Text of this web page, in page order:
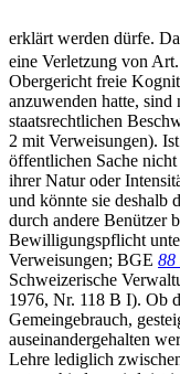
erklärt werden dürfe.
eine Verletzung von
Obergericht freie
anzuwenden hatte,
staatsrechtlichen
2 mit Verweisungen).
öffentlichen Sache
ihrer Natur oder
und könnte sie deshalb
durch andere Benützer
Bewilligungspflicht
Verweisungen; BGE 88
Schweizerische
1976, Nr. 118 B I). Ob
Gemeingebrauch,
auseinandergehalten
Lehre lediglich